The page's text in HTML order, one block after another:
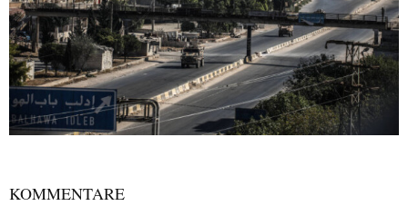
KOMMENTARE